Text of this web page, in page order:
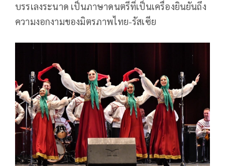
บรรเลงระนาด เป็นภาษาดนตรีที่เป็นเครื่องยินยันถึง
ความงอกงามของมิตรภาพไทย-รัสเซีย